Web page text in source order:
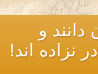
و
نزاده اند!